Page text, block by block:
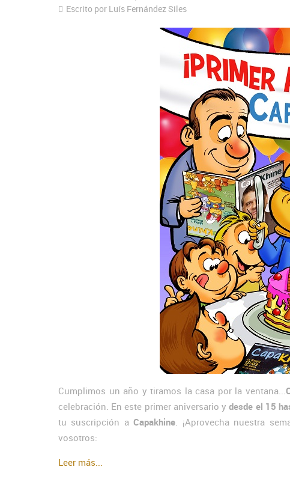
Escrito por Luís Fernández Siles
Cumplimos un año y tiramos la casa por la ventana...
celebración. En este primer aniversario ydesde el 15
tu suscripción aCapakhine. ¡Aprovecha nuestra
vosotros:
Leer más...